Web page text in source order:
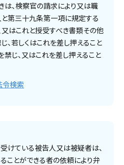
は、検察官の請求により又は職
と第三十九条第一項に規定する
はこれと授受すべき書類その他
、若しくはこれを差し押えること
禁じ、又はこれを差し押えること
検索
ている被告人又は被疑者は、
ことができる者の依頼により弁